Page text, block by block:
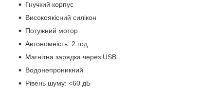
Гнучкий корпус
Високоякісний силікон
Потужний мотор
Автономність: 2 год
Магнітна зарядка через USB
Водонепроникний
Рівень шуму: <60 дБ